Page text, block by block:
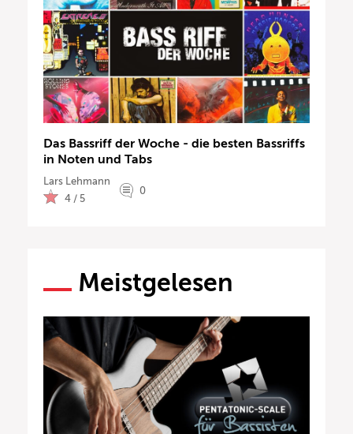
Das Bassriff der Woche - die besten Bassriffs
in Noten und Tabs
Lars Lehmann
4 / 5
0
Meistgelesen